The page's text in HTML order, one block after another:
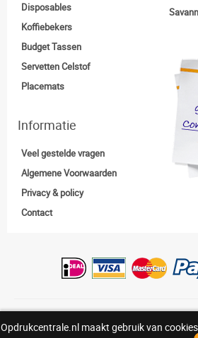
Opdrukcentrale.nl maakt gebruik van
Disposables
Koffiebekers
Budget Tassen
Servetten Celstof
Placemats
Informatie
Veel gestelde vragen
Algemene Voorwaarden
Privacy & policy
Contact
Copyright:© Opdrukcentrale.nl |